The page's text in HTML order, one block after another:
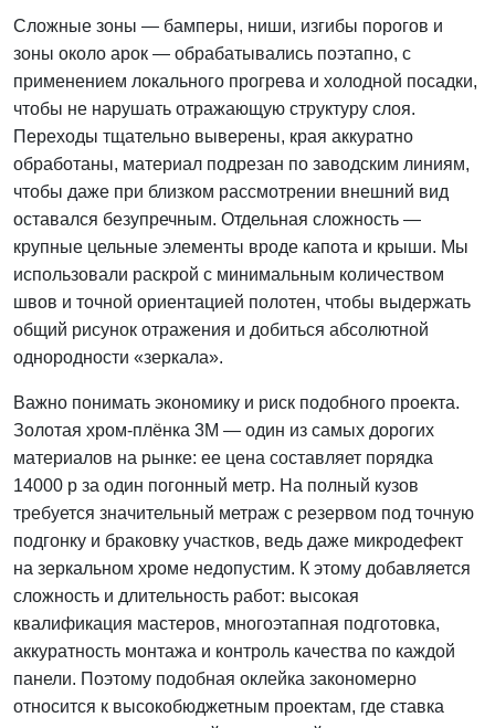
Сложные зоны — бамперы, ниши, изгибы порогов и
зоны около арок — обрабатывались поэтапно, с
применением локального прогрева и холодной посадки,
чтобы не нарушать отражающую структуру слоя.
Переходы тщательно выверены, края аккуратно
обработаны, материал подрезан по заводским линиям,
чтобы даже при близком рассмотрении внешний вид
оставался безупречным. Отдельная сложность —
крупные цельные элементы вроде капота и крыши. Мы
использовали раскрой с минимальным количеством
швов и точной ориентацией полотен, чтобы выдержать
общий рисунок отражения и добиться абсолютной
однородности «зеркала».
Важно понимать экономику и риск подобного проекта.
Золотая хром-плёнка 3M — один из самых дорогих
материалов на рынке: ее цена составляет порядка
14000 р за один погонный метр. На полный кузов
требуется значительный метраж с резервом под точную
подгонку и браковку участков, ведь даже микродефект
на зеркальном хроме недопустим. К этому добавляется
сложность и длительность работ: высокая
квалификация мастеров, многоэтапная подготовка,
аккуратность монтажа и контроль качества по каждой
панели. Поэтому подобная оклейка закономерно
относится к высокобюджетным проектам, где ставка